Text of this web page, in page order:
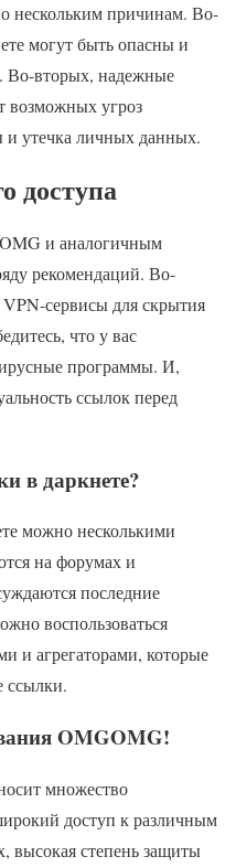
нескольким причинам. Во-
могут быть опасны и
Во-вторых, надежные
возможных угроз
и утечка личных данных.
доступа
и аналогичным
рекомендаций. Во-
сервисы для скрытия
что у вас
программы. И,
ссылок перед
в даркнете?
можно несколькими
на форумах и
последние
воспользоваться
и агрегаторами, которые
ссылки.
OMGOMG!
множество
доступ к различным
высокая степень защиты